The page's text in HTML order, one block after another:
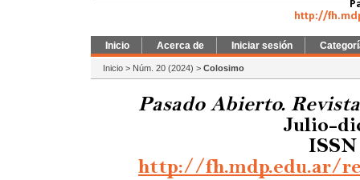
http://
Inicio Acerca de Iniciar sesión
Inicio > Núm. 20 (2024) >Colosimo
Pasado Abierto.
Julio-
http://fh.mdp.edu.ar/